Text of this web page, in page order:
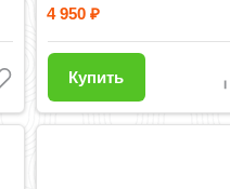
4 950₽
Купить